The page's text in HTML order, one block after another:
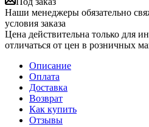
Наши менеджеры обязательно
условия заказа
Цена действительна только для
отличаться от цен в розничных
Описание
Оплата
Доставка
Возврат
Как купить
Отзывы